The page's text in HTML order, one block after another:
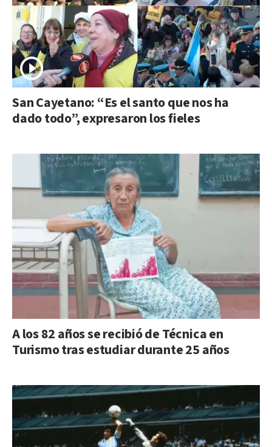
San Cayetano: “Es el santo que nos ha
dado todo”, expresaron los fieles
A los 82 años se recibió de Técnica en
Turismo tras estudiar durante 25 años